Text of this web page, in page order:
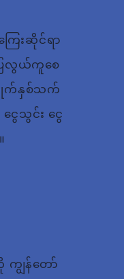
ြေးဆိုင်ရာ
ေလွယ်ကူစေ
က်နှစ်သက်
ေသွင်း ငွေ
ကျွန်တော်